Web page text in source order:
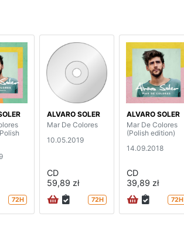
72H
ALVARO SOLER
Mar De Colores
10.05.2019
CD
59,89 zł
72H
ALVARO SOLER
Mar De Colores
(Polish edition)
14.09.2018
CD
39,89 zł
72H